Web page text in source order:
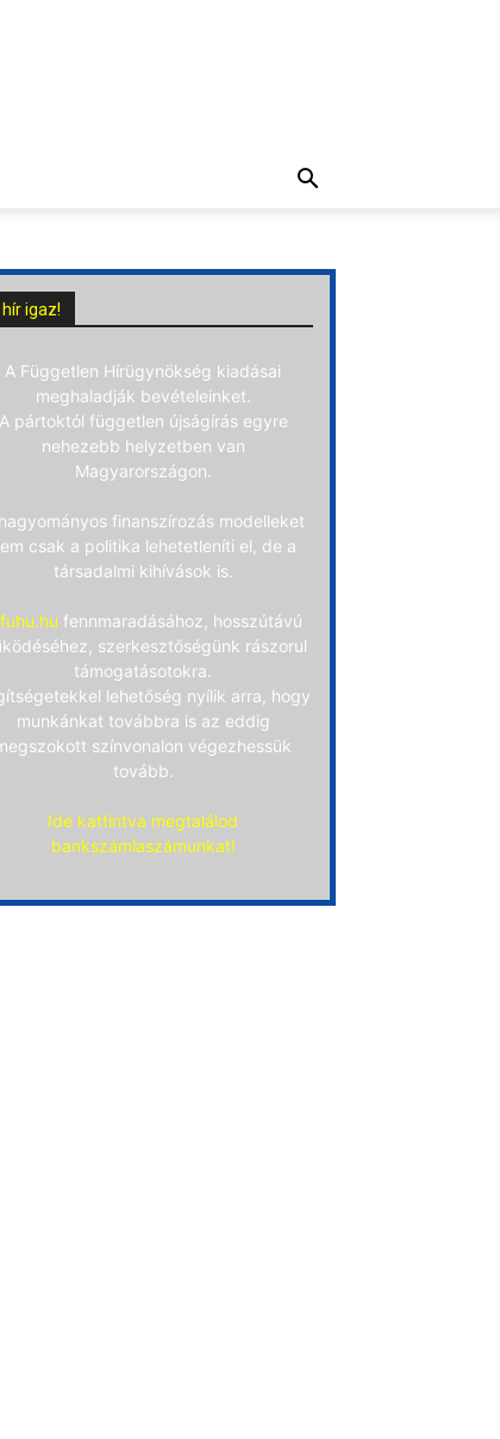
igaz!
A Független Hírügynökség kiadásai
meghaladják bevételeinket.
A pártoktól független újságírás egyre
nehezebb helyzetben van
Magyarországon.
finanszírozás modelleket
csak a politika lehetetleníti el, de a
társadalmi kihívások is.
fuhu.hu fennmaradásához, hosszútávú
szerkesztőségünk rászorul
támogatásotokra.
lehetőség nyílik arra, hogy
munkánkat továbbra is az eddig
színvonalon végezhessük
tovább.
Ide kattintva megtalálod
bankszámlaszámunkat!